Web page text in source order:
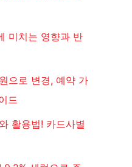
미치는 영향과 반
으로 변경, 예약 가
드
활용법! 카드사별